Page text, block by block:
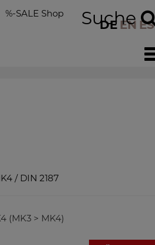
DE EN ES
%-SALE Shop Suche
/ DIN 2187
(MK3 > MK4)